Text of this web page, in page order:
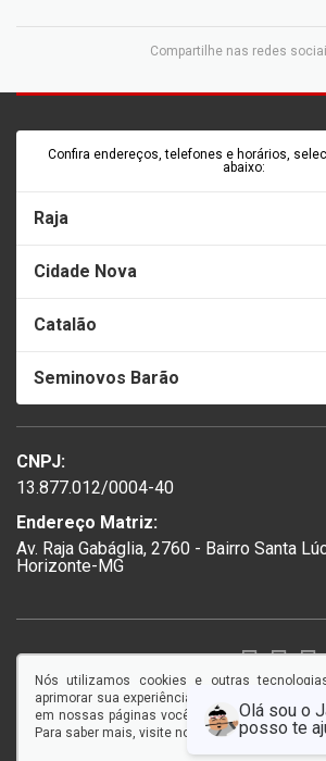
Compartilhe nas redes
Confira endereços, telefones e horários,
abaixo:
Raja
Cidade Nova
Catalão
Seminovos Barão
CNPJ:
13.877.012/0004-40
Endereço Matriz:
Av. Raja Gabáglia, 2760 - Bairro Santa
Horizonte-MG
Nós utilizamos cookies e outras
aprimorar sua experiência em nosso site, e ao
em nossas páginas você concorda com a
Para saber mais, visite nossaPolítica de